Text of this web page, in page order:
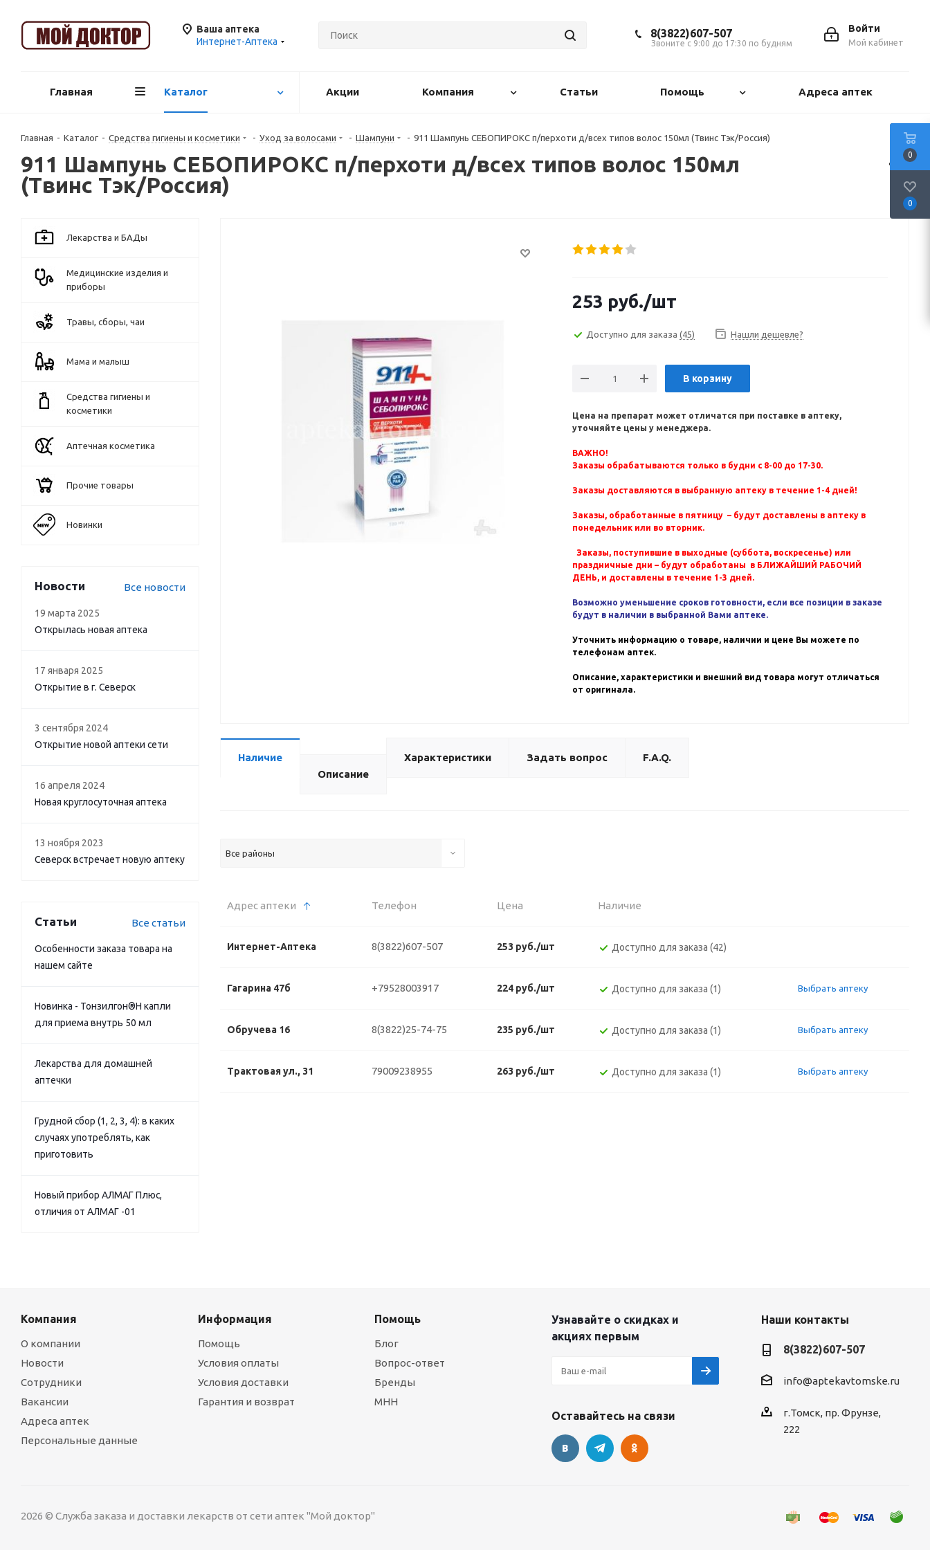
Ваша аптека
Интернет-Аптека
Войти
Мой кабинет
8(3822)607-507
Звоните с 9:00 до 17:30 по будням
Главная Каталог Акции Компания Статьи Помощь Адреса аптек
Главная - Каталог - Средства гигиены и косметики - Уход за волосами - Шампуни - 911 Шампунь СЕБОПИРОКС п/перхоти д/всех типов волос 150мл (Твинс Тэк/Россия)
911 Шампунь СЕБОПИРОКС п/перхоти д/всех типов волос 150мл
(Твинс Тэк/Россия)
253 руб./шт
Доступно для заказа (45) Нашли дешевле?
В корзину
Цена на препарат может отличатся при поставке в аптеку,
уточняйте цены у менеджера.
ВАЖНО!
Заказы обрабатываются только в будни с 8-00 до 17-30.
Заказы доставляются в выбранную аптеку в течение 1-4 дней!
Заказы, обработанные в пятницу – будут доставлены в аптеку в
понедельник или во вторник.
Заказы, поступившие в выходные (суббота, воскресенье) или
праздничные дни – будут обработаны в БЛИЖАЙШИЙ РАБОЧИЙ
ДЕНЬ, и доставлены в течение 1-3 дней.
Возможно уменьшение сроков готовности, если все позиции в заказе
будут в наличии в выбранной Вами аптеке.
Уточнить информацию о товаре, наличии и цене Вы можете по
телефонам аптек.
Описание, характеристики и внешний вид товара могут отличаться
от оригинала.
Наличие
Описание
Характеристики Задать вопрос F.A.Q.
Все районы
Адрес аптеки Телефон Цена Наличие
Интернет-Аптека 8(3822)607-507 253 руб./шт Доступно для заказа (42)
Гагарина 47б +79528003917 224 руб./шт Доступно для заказа (1) Выбрать аптеку
Обручева 16 8(3822)25-74-75 235 руб./шт Доступно для заказа (1) Выбрать аптеку
Трактовая ул., 31 79009238955 263 руб./шт Доступно для заказа (1) Выбрать аптеку
Лекарства и БАДы
Медицинские изделия и
приборы
Травы, сборы, чаи
Мама и малыш
Средства гигиены и
косметики
Аптечная косметика
Прочие товары
Новинки
Новости Все новости
19 марта 2025
Открылась новая аптека
17 января 2025
Открытие в г. Северск
3 сентября 2024
Открытие новой аптеки сети
16 апреля 2024
Новая круглосуточная аптека
13 ноября 2023
Северск встречает новую аптеку
Статьи Все статьи
Особенности заказа товара на
нашем сайте
Новинка - Тонзилгон®Н капли
для приема внутрь 50 мл
Лекарства для домашней
аптечки
Грудной сбор (1, 2, 3, 4): в каких
случаях употреблять, как
приготовить
Новый прибор АЛМАГ Плюс,
отличия от АЛМАГ -01
Компания
О компании
Новости
Сотрудники
Вакансии
Адреса аптек
Персональные данные
Информация
Помощь
Условия оплаты
Условия доставки
Гарантия и возврат
Помощь
Блог
Вопрос-ответ
Бренды
МНН
Узнавайте о скидках и
акциях первым
Оставайтесь на связи
Наши контакты
8(3822)607-507
info@aptekavtomske.ru
г.Томск, пр. Фрунзе,
222
2026 © Служба заказа и доставки лекарств от сети аптек "Мой доктор"
0
0